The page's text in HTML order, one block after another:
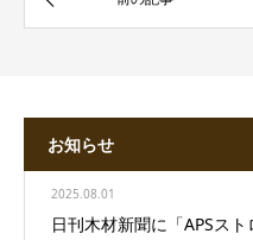
お知らせ
2025.08.01
日刊木材新聞に「APSス